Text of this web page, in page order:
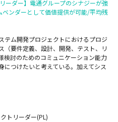
ーダー】電通グループのシナジーが強
ンダーとして価値提供が可能/平均残
テム開発プロジェクトにおけるプロジ
（要件定義、設計、開発、テスト、リ
検討のためのコミュニケーション能力
につけたいと考えている。加えてシス
トリーダー(PL)